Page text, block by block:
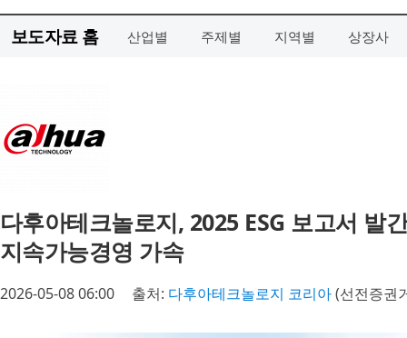
보도자료 홈 산업별 주제별 지역별 상장사
다후아테크놀로지, 2025 ESG 보고서 발
지속가능경영 가속
2026-05-08 06:00 출처: 다후아테크놀로지 코리아(선전증권